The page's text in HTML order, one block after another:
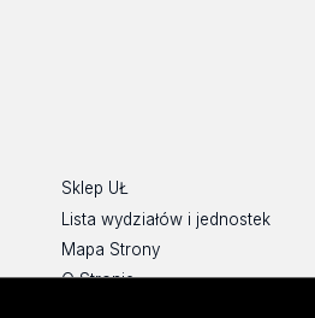
Sklep UŁ
Lista wydziałów i jednostek
Mapa Strony
O Stronie